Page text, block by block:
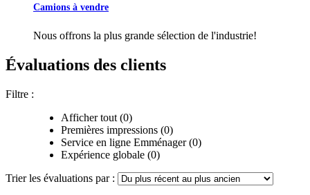
Camions à vendre
Nous offrons la plus grande sélection de l'industrie!
Évaluations des clients
Filtre :
Afficher tout (0)
Premières impressions (0)
Service en ligne Emménager (0)
Expérience globale (0)
Trier les évaluations par :